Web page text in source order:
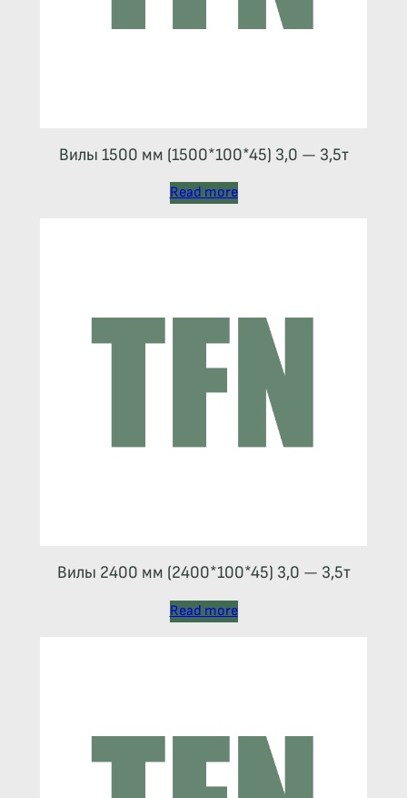
Вилы 1500 мм (1500*100*45) 3,0 — 3,5т
Read more
Вилы 2400 мм (2400*100*45) 3,0 — 3,5т
Read more